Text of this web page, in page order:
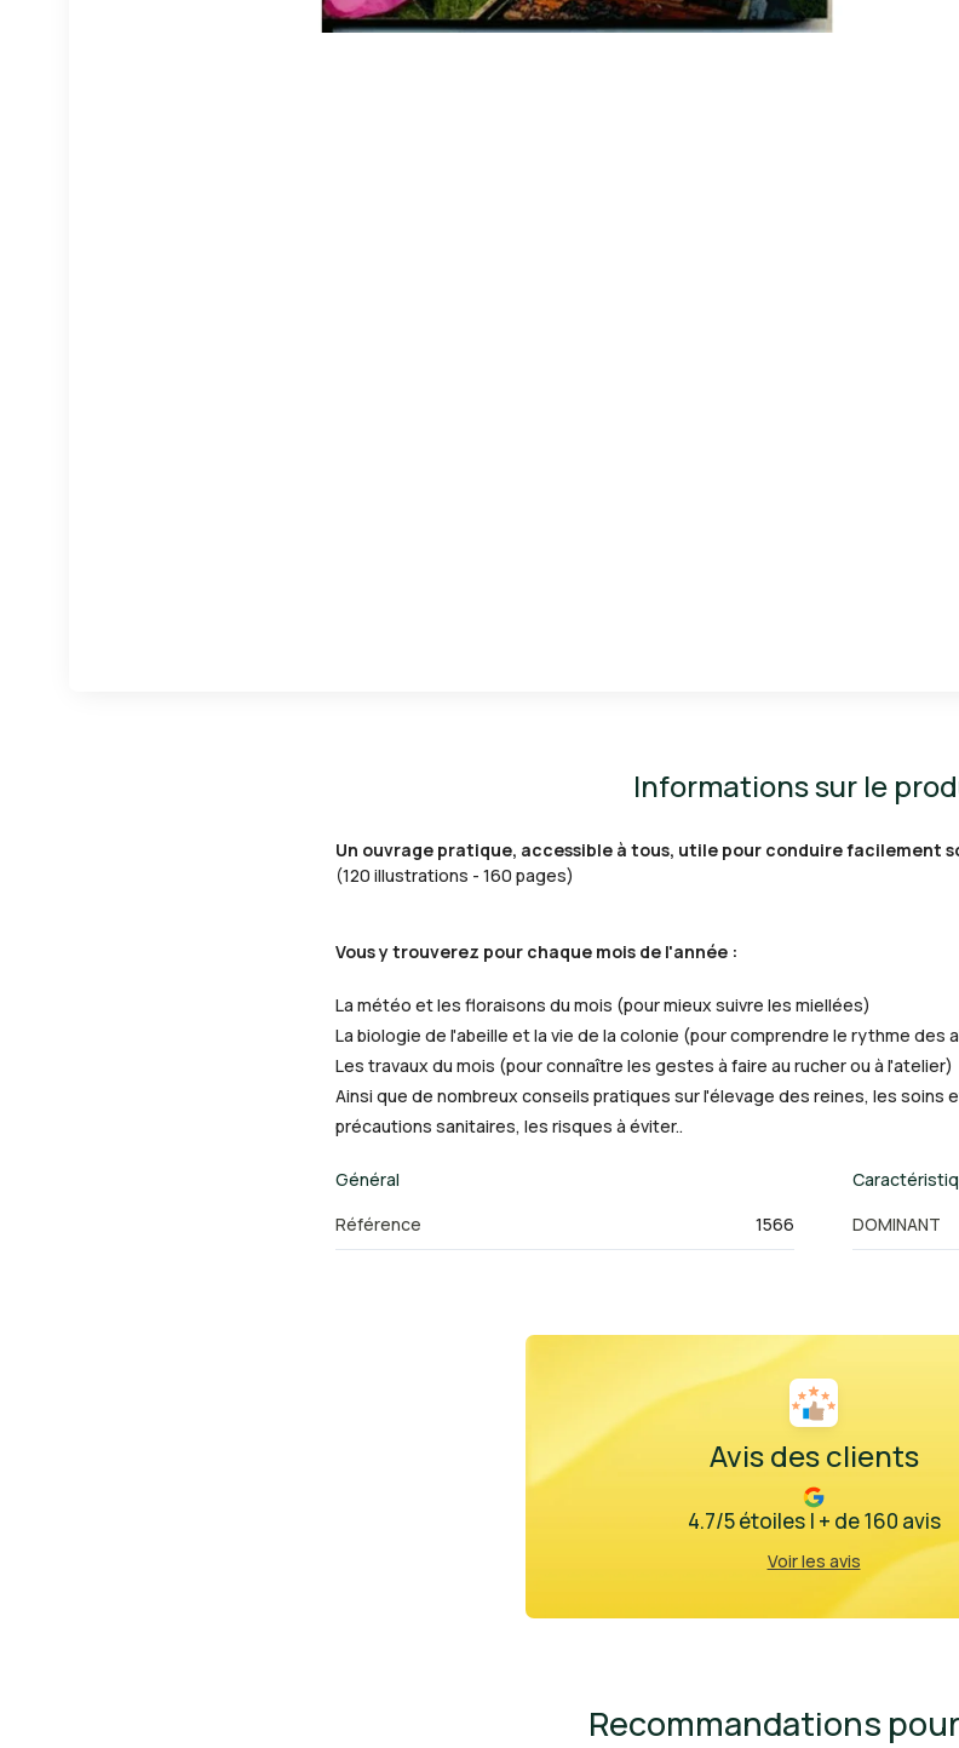
Informations sur le
Un ouvrage pratique, accessible à tous, utile pour conduire facilement
(120 illustrations - 160 pages)
Vous y trouverez pour chaque mois de l'année :
La météo et les floraisons du mois (pour mieux suivre les miellées)
La biologie de l'abeille et la vie de la colonie (pour comprendre le rythme des
Les travaux du mois (pour connaître les gestes à faire au rucher ou à l'atelier)
Ainsi que de nombreux conseils pratiques sur l'élevage des reines, les soins
précautions sanitaires, les risques à éviter..
Général
Référence
1566
DOMINANT
Avis des clients
4.7/5 étoiles | + de 160 avis
Voir les avis
Recommandations